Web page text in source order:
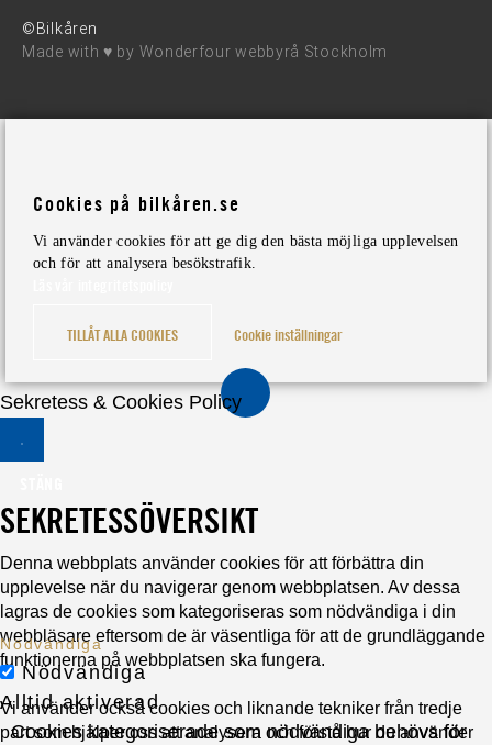
©Bilkåren
Made with ♥ by Wonderfour webbyrå Stockholm
Cookies på bilkåren.se
Vi använder cookies för att ge dig den bästa möjliga upplevelsen
och för att analysera besökstrafik.
TILLÅT ALLA COOKIES Cookie inställningar
Sekretess & Cookies Policy
SEKRETESSÖVERSIKT
Denna webbplats använder cookies för att förbättra din
upplevelse när du navigerar genom webbplatsen. Av dessa
lagras de cookies som kategoriseras som nödvändiga i din
webbläsare eftersom de är väsentliga för att de grundläggande
funktionerna på webbplatsen ska fungera.
Vi använder också cookies och liknande tekniker från tredje
part som hjälper oss att analysera och förstå hur du använder
Nödvändiga
Nödvändiga
Alltid aktiverad
Cookies kategoriserade som nödvändiga behövs för